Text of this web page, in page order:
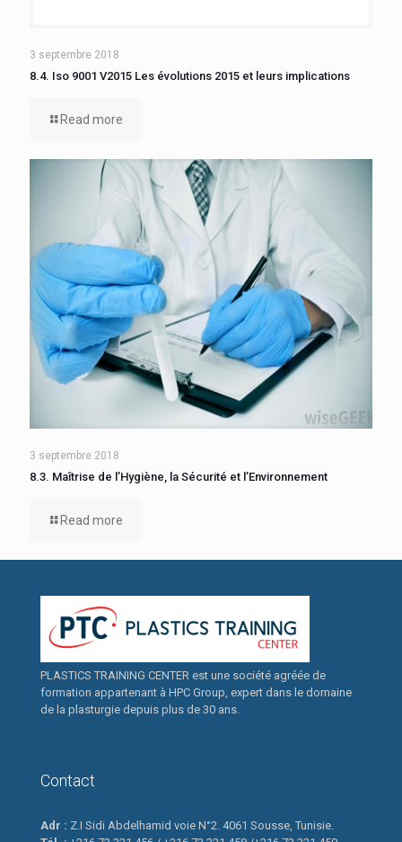
3 septembre 2018
8.4. Iso 9001 V2015 Les évolutions 2015 et leurs implications
Read more
3 septembre 2018
8.3. Maîtrise de l’Hygiène, la Sécurité et l’Environnement
Read more
PLASTICS TRAINING CENTER est une société agréée de
formation appartenant à HPC Group, expert dans le domaine
de la plasturgie depuis plus de 30 ans.
Contact
Adr : Z.I Sidi Abdelhamid voie N°2. 4061 Sousse, Tunisie.